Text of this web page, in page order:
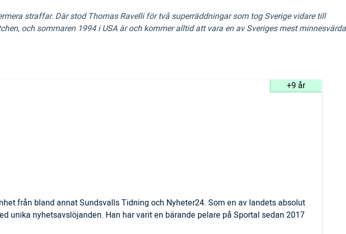
straffar. Där stod Thomas Ravelli för två superräddningar som tog Sverige vidare till
och sommaren 1994 i USA är och kommer alltid att vara en av Sveriges mest minnesvärda
från bland annat Sundsvalls Tidning och Nyheter24. Som en av landets absolut
unika nyhetsavslöjanden. Han har varit en bärande pelare på Sportal sedan 2017
+9 år